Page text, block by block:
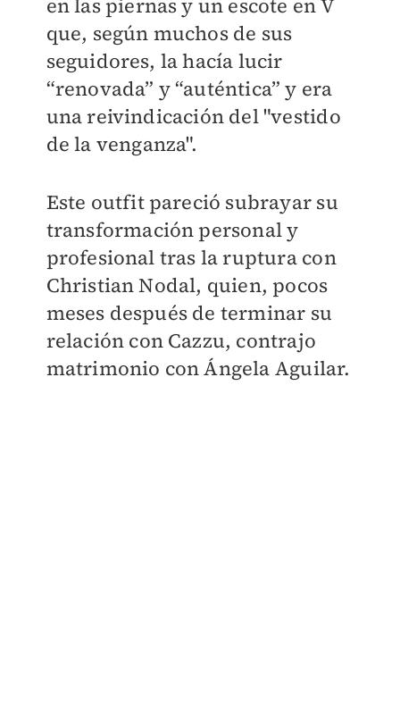
que, según muchos de sus
seguidores, la hacía lucir
“renovada” y “auténtica” y era
una reivindicación del "vestido
de la venganza".
Este outfit pareció subrayar su
transformación personal y
profesional tras la ruptura con
Christian Nodal, quien, pocos
meses después de terminar su
relación con Cazzu, contrajo
matrimonio con Ángela Aguilar.